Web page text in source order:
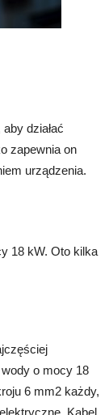
działać
zapewnia on
urządzenia.
18 kW. Oto kilka
o mocy 18
6 mm2 każdy,
Kabel